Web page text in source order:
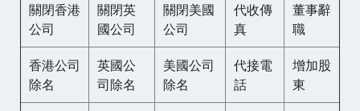
關閉香港
公司
關閉英
國公司
關閉美國
公司
代收傳
真
董事辭
職
香港公司
除名
英國公
司除名
美國公司
除名
代接電
話
增加股
東